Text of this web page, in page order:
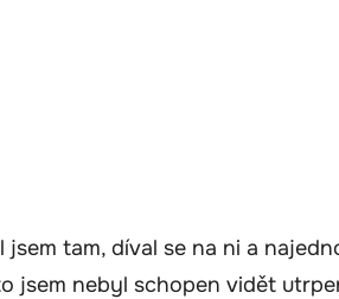
jsem tam, díval se na ni a
jsem nebyl schopen vidět